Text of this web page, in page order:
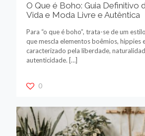
O Que é Boho: Guia Definitivo
Vida e Moda Livre e Autêntica
Para “o que é boho”, trata-se de um
que mescla elementos boêmios, hippies
caracterizado pela liberdade,
autenticidade. […]
0